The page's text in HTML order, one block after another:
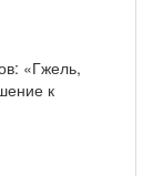
«Гжель,
к